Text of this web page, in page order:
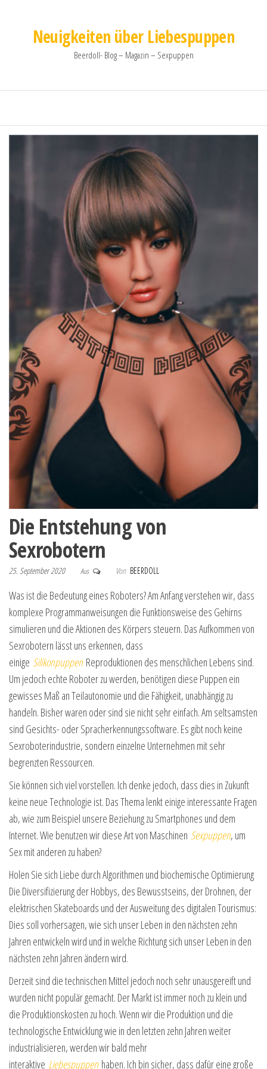
Neuigkeiten über Liebespuppen
Beerdoll- Blog – Magazin – Sexpuppen
Die Entstehung von
Sexrobotern
25. September 2020 Aus Von BEERDOLL
Was ist die Bedeutung eines Roboters? Am Anfang verstehen wir, dass
komplexe Programmanweisungen die Funktionsweise des Gehirns
simulieren und die Aktionen des Körpers steuern. Das Aufkommen von
Sexrobotern lässt uns erkennen, dass
einige Silikonpuppen Reproduktionen des menschlichen Lebens sind.
Um jedoch echte Roboter zu werden, benötigen diese Puppen ein
gewisses Maß an Teilautonomie und die Fähigkeit, unabhängig zu
handeln. Bisher waren oder sind sie nicht sehr einfach. Am seltsamsten
sind Gesichts- oder Spracherkennungssoftware. Es gibt noch keine
Sexroboterindustrie, sondern einzelne Unternehmen mit sehr
begrenzten Ressourcen.
Sie können sich viel vorstellen. Ich denke jedoch, dass dies in Zukunft
keine neue Technologie ist. Das Thema lenkt einige interessante Fragen
ab, wie zum Beispiel unsere Beziehung zu Smartphones und dem
Internet. Wie benutzen wir diese Art von Maschinen Sexpuppen, um
Sex mit anderen zu haben?
Holen Sie sich Liebe durch Algorithmen und biochemische Optimierung
Die Diversifizierung der Hobbys, des Bewusstseins, der Drohnen, der
elektrischen Skateboards und der Ausweitung des digitalen Tourismus:
Dies soll vorhersagen, wie sich unser Leben in den nächsten zehn
Jahren entwickeln wird und in welche Richtung sich unser Leben in den
nächsten zehn Jahren ändern wird.
Derzeit sind die technischen Mittel jedoch noch sehr unausgereift und
wurden nicht populär gemacht. Der Markt ist immer noch zu klein und
die Produktionskosten zu hoch. Wenn wir die Produktion und die
technologische Entwicklung wie in den letzten zehn Jahren weiter
industrialisieren, werden wir bald mehr
interaktive Liebespuppen haben. Ich bin sicher, dass dafür eine große